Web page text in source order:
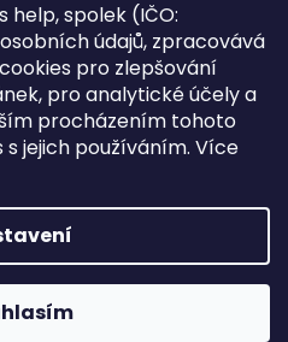
help, spolek (IČO:
údajů, zpracovává
pro zlepšování
pro analytické účely a
procházením tohoto
jejich používáním. Více
údajů
. Všechna práva vyhrazena.
cookies